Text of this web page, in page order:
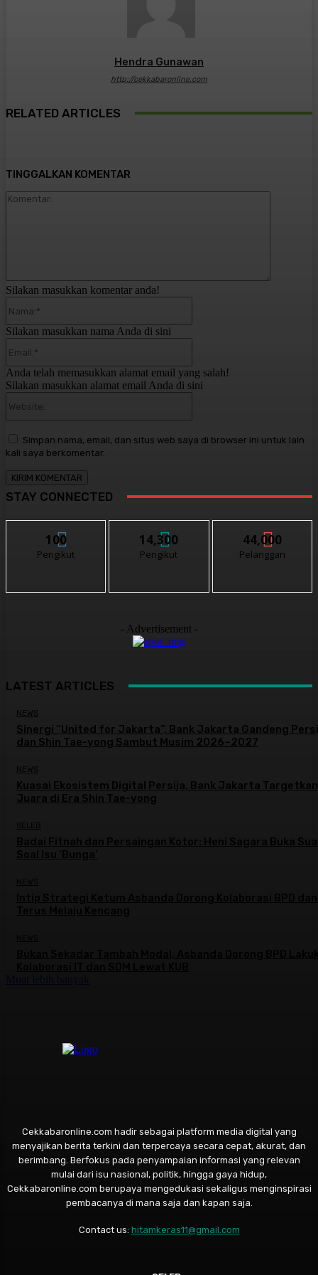
Hendra Gunawan
http://cekkabaronline.com
RELATED ARTICLES
TINGGALKAN KOMENTAR
Silakan masukkan komentar anda!
Silakan masukkan nama Anda di sini
Anda telah memasukkan alamat email yang salah!
Silakan masukkan alamat email Anda di sini
Simpan nama, email, dan situs web saya di browser ini untuk lain
kali saya berkomentar.
STAY CONNECTED
100
Pengikut
14,300
Pengikut
44,000
Pelanggan
- Advertisement -
LATEST ARTICLES
NEWS
Sinergi “United for Jakarta”, Bank Jakarta Gandeng
dan Shin Tae-yong Sambut Musim 2026–2027
NEWS
Kuasai Ekosistem Digital Persija, Bank Jakarta Targetkan
Juara di Era Shin Tae-yong
SELEB
Cekkabaronline.com hadir sebagai platform media digital yang
menyajikan berita terkini dan terpercaya secara cepat, akurat, dan
berimbang. Berfokus pada penyampaian informasi yang relevan
mulai dari isu nasional, politik, hingga gaya hidup,
Cekkabaronline.com berupaya mengedukasi sekaligus menginspirasi
pembacanya di mana saja dan kapan saja.
Contact us: hitamkeras11@gmail.com